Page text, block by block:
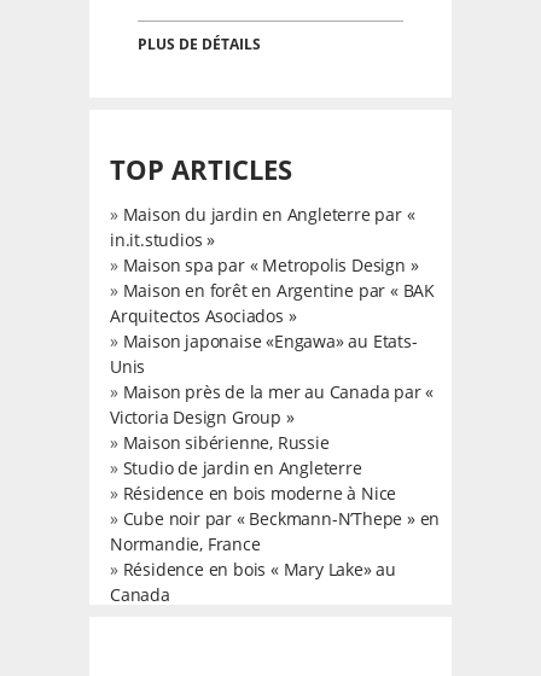
PLUS DE DÉTAILS
TOP ARTICLES
» Maison du jardin en Angleterre par «
in.it.studios »
» Maison spa par « Metropolis Design »
» Maison en forêt en Argentine par « BAK
Arquitectos Asociados »
» Maison japonaise «Engawa» au Etats-
Unis
» Maison près de la mer au Canada par «
Victoria Design Group »
» Maison sibérienne, Russie
» Studio de jardin en Angleterre
» Résidence en bois moderne à Nice
» Cube noir par « Beckmann-N’Thepe » en
Normandie, France
» Résidence en bois « Mary Lake» au
Canada